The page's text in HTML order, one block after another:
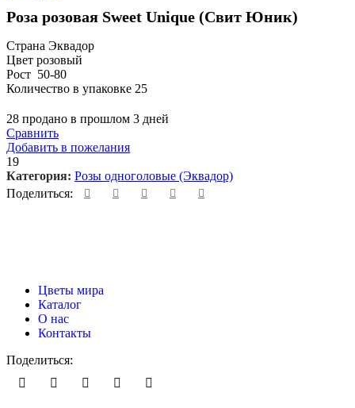
Роза розовая Sweet Unique (Свит Юник)
Страна Эквадор
Цвет розовый
Рост 50-80
Количество в упаковке 25
28 продано в прошлом 3 дней
Сравнить
Добавить в пожелания
19
Категория: Розы одноголовые (Эквадор)
Поделиться:
Цветы мира
Каталог
О нас
Контакты
Поделиться: